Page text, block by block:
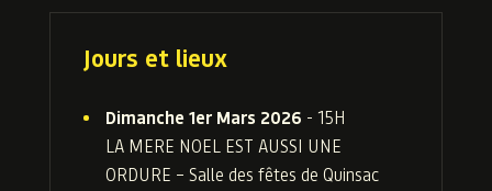
Jours et lieux
Dimanche 1er Mars 2026 - 15H
LA MERE NOEL EST AUSSI UNE
ORDURE – Salle des fêtes de Quinsac